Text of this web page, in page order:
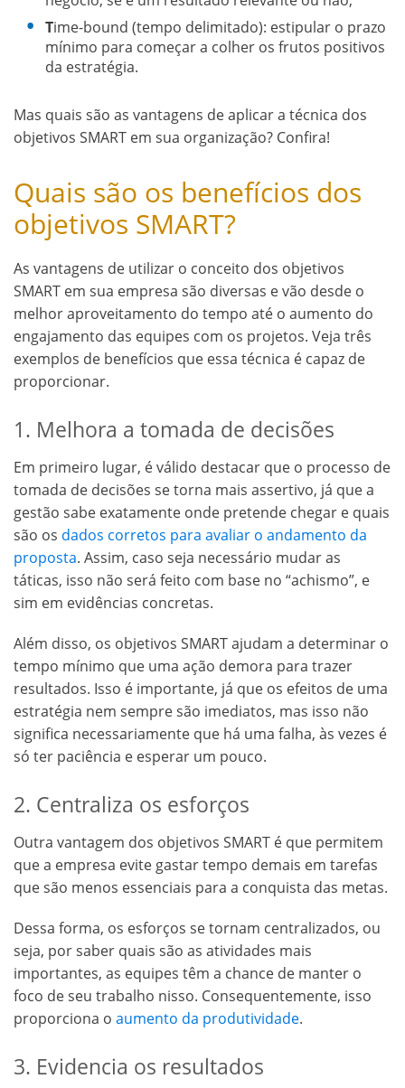
Time-bound (tempo delimitado): estipular o prazo
mínimo para começar a colher os frutos positivos
da estratégia.
Mas quais são as vantagens de aplicar a técnica dos
objetivos SMART em sua organização? Confira!
Quais são os benefícios dos
objetivos SMART?
As vantagens de utilizar o conceito dos objetivos
SMART em sua empresa são diversas e vão desde o
melhor aproveitamento do tempo até o aumento do
engajamento das equipes com os projetos. Veja três
exemplos de benefícios que essa técnica é capaz de
proporcionar.
1. Melhora a tomada de decisões
Em primeiro lugar, é válido destacar que o processo de
tomada de decisões se torna mais assertivo, já que a
gestão sabe exatamente onde pretende chegar e quais
são os dados corretos para avaliar o andamento da
proposta. Assim, caso seja necessário mudar as
táticas, isso não será feito com base no “achismo”, e
sim em evidências concretas.
Além disso, os objetivos SMART ajudam a determinar o
tempo mínimo que uma ação demora para trazer
resultados. Isso é importante, já que os efeitos de uma
estratégia nem sempre são imediatos, mas isso não
significa necessariamente que há uma falha, às vezes é
só ter paciência e esperar um pouco.
2. Centraliza os esforços
Outra vantagem dos objetivos SMART é que permitem
que a empresa evite gastar tempo demais em tarefas
que são menos essenciais para a conquista das metas.
Dessa forma, os esforços se tornam centralizados, ou
seja, por saber quais são as atividades mais
importantes, as equipes têm a chance de manter o
foco de seu trabalho nisso. Consequentemente, isso
proporciona o aumento da produtividade.
3. Evidencia os resultados